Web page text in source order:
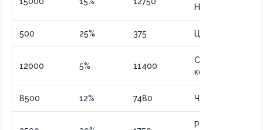
НДС
500 25% 375 Цена со скидкой
12000 5% 11400
Сумма после
комиссии
8500 12% 7480 Чистая прибыль
Распродажная